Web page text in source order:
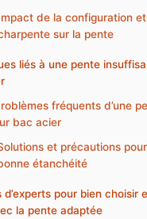
de la configuration
sur la pente
liés à une pente
fréquents d’une
bac acier
et précautions
étanchéité
d’experts pour bien choisir
la pente adaptée